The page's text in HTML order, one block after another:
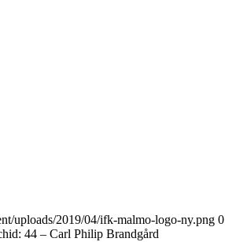
uploads/2019/04/ifk-malmo-logo-ny.png 0
44 – Carl Philip Brandgård